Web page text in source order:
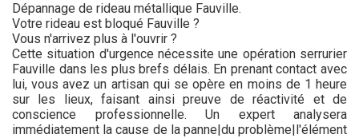
Dépannage de rideau métallique Fauville.
Votre rideau est bloqué Fauville ?
Vous n'arrivez plus à l'ouvrir ?
Cette situation d'urgence nécessite une opération serrurier
Fauville dans les plus brefs délais. En prenant contact avec
lui, vous avez un artisan qui se opère en moins de 1 heure
sur les lieux, faisant ainsi preuve de réactivité et de
conscience professionnelle. Un expert analysera
immédiatement la cause de la panne|du problème|l'élément